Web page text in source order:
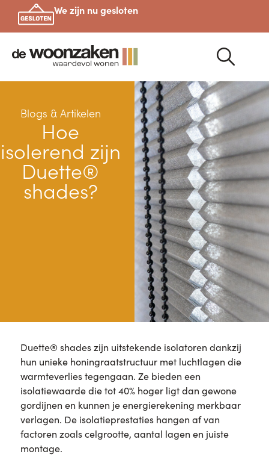
We zijn nu gesloten
Blogs & Artikelen
Hoe
isolerend zijn
Duette®
shades?
Duette® shades zijn uitstekende isolatoren dankzij
hun unieke honingraatstructuur met luchtlagen die
warmteverlies tegengaan. Ze bieden een
isolatiewaarde die tot 40% hoger ligt dan gewone
gordijnen en kunnen je energierekening merkbaar
verlagen. De isolatieprestaties hangen af van
factoren zoals celgrootte, aantal lagen en juiste
montage.